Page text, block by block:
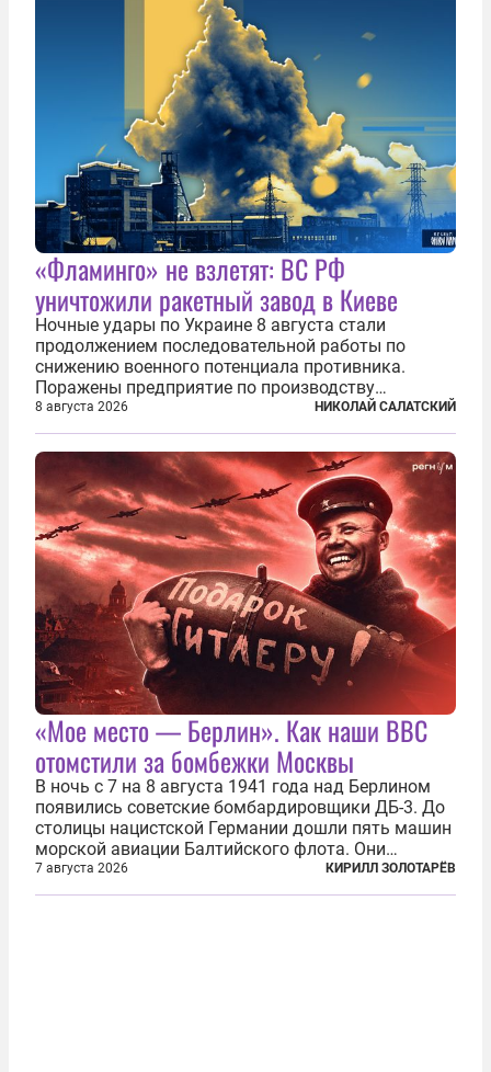
«Фламинго» не взлетят: ВС РФ
уничтожили ракетный завод в Киеве
Ночные удары по Украине 8 августа стали
продолжением последовательной работы по
снижению военного потенциала противника.
Поражены предприятие по производству
крылатых ракет, крупный склад топлива и два
сухогруза с военными грузами. Дополнительно
нанесены удары по объектам в ряде городов. В
Киеве...
8 августа 2026 НИКОЛАЙ САЛАТСКИЙ
«Мое место — Берлин». Как наши ВВС
отомстили за бомбежки Москвы
В ночь с 7 на 8 августа 1941 года над Берлином
появились советские бомбардировщики ДБ-3. До
столицы нацистской Германии дошли пять машин
морской авиации Балтийского флота. Они
сбросили бомбы на город, который в тот момент
жил в полной уверенности, что война идет где-то
7 августа 2026 КИРИЛЛ ЗОЛОТАРЁВ